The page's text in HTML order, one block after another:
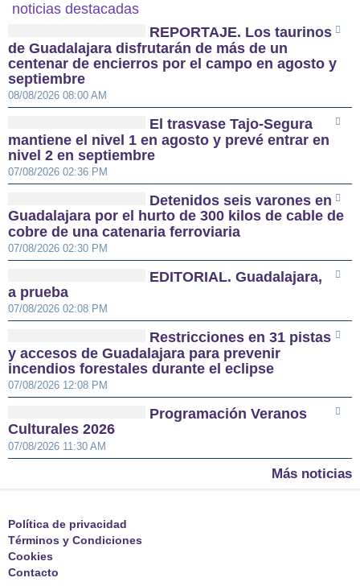
noticias destacadas
REPORTAJE. Los taurinos
de Guadalajara disfrutarán de más de un
centenar de encierros por el campo en agosto y
septiembre
08/08/2026 08:00 AM
El trasvase Tajo-Segura
mantiene el nivel 1 en agosto y prevé entrar en
nivel 2 en septiembre
07/08/2026 02:36 PM
Detenidos seis varones en
Guadalajara por el hurto de 300 kilos de cable de
cobre de una catenaria ferroviaria
07/08/2026 02:30 PM
EDITORIAL. Guadalajara,
a prueba
07/08/2026 02:08 PM
Restricciones en 31 pistas
y accesos de Guadalajara para prevenir
incendios forestales durante el eclipse
07/08/2026 12:08 PM
Programación Veranos
Culturales 2026
07/08/2026 11:30 AM
Más noticias
Política de privacidad
Términos y Condiciones
Cookies
Contacto